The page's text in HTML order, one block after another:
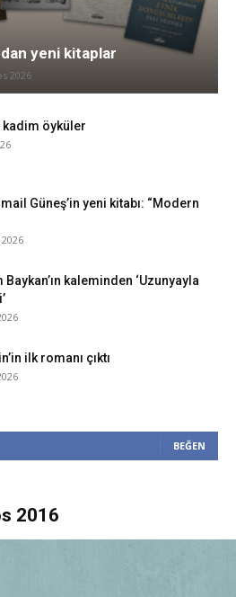
yeni kitaplar
2026
kadim öyküler
Güneş’in yeni kitabı: “Modern
kaleminden ‘Uzunyayla
ilk romanı çıktı
BEĞEN
2016